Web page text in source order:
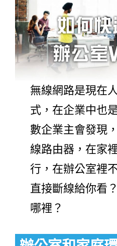
無線網路是現在
式，在企業中也
數企業主會發現
線路由器，在家
行，在辦公室裡
直接斷線給你看
哪裡？